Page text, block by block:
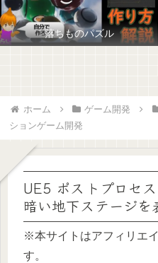
落ちものパズル
ホーム ゲーム開発
ションゲーム開発
UE5 ポストプロセ
暗い地下ステージを
※本サイトはアフィリエ
す。